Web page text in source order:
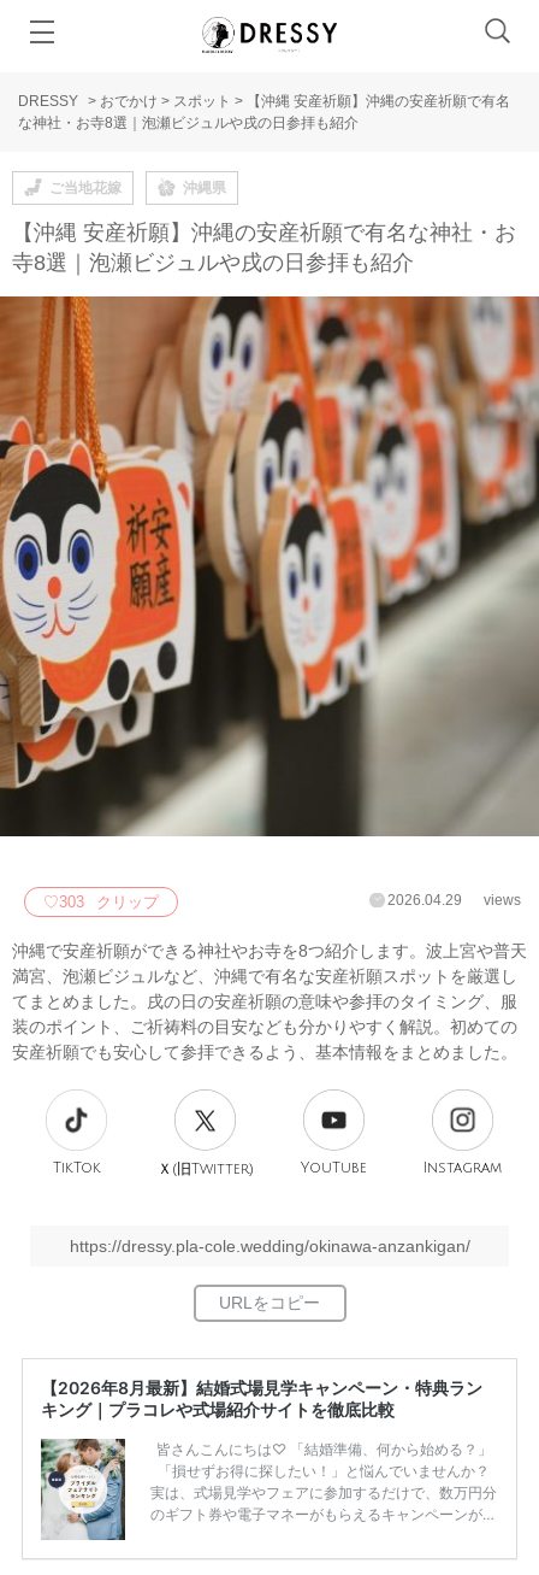
DRESSY > おでかけ > スポット >
【沖縄 安産祈願】沖縄の安産祈願で有名
な神社・お寺8選｜泡瀬ビジュルや戌の日参拝も紹介
ご当地花嫁 沖縄県
【沖縄 安産祈願】沖縄の安産祈願で有名な神社・お
寺8選｜泡瀬ビジュルや戌の日参拝も紹介
♡303 クリップ 2026.04.29 views
沖縄で安産祈願ができる神社やお寺を8つ紹介します。波上宮や普天
満宮、泡瀬ビジュルなど、沖縄で有名な安産祈願スポットを厳選し
てまとめました。戌の日の安産祈願の意味や参拝のタイミング、服
装のポイント、ご祈祷料の目安なども分かりやすく解説。初めての
安産祈願でも安心して参拝できるよう、基本情報をまとめました。
TikTok Ｘ(旧Twitter) YouTube Instagram
https://dressy.pla-cole.wedding/okinawa-anzankigan/
【2026年8月最新】結婚式場見学キャンペーン・特典ラン
キング｜プラコレや式場紹介サイトを徹底比較
皆さんこんにちは♡ 「結婚準備、何から始める？」
「損せずお得に探したい！」と悩んでいませんか？
実は、式場見学やフェアに参加するだけで、数万円分
のギフト券や電子マネーがもらえるキャンペーンがあ
ため、比較せずに選ぶと損をしてしまうことも……。